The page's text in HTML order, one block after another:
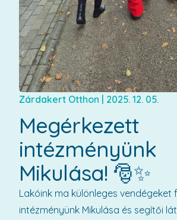
Zárdakert Otthon 2025. 12. 05.
Megérkezett
intézményünk
Mikulása! 🎅✨
Lakóink ma különleges vendégeket
intézményünk Mikulása és segítői